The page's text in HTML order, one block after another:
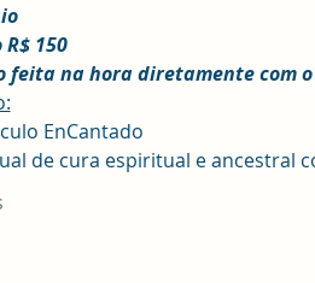
150
feita na hora diretamente com o
EnCantado
de cura espiritual e ancestral